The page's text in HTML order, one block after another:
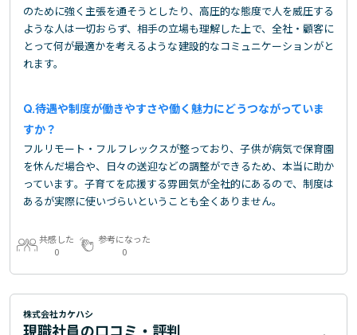
のために強く主張を通そうとしたり、高圧的な態度で人を威圧する
ような人は一切おらず、相手の立場も理解した上で、全社・顧客に
とって何が最適かを考えるような建設的なコミュニケーションがと
れます。
待遇や制度が働きやすさや働く魅力にどうつながっていま
すか？
フルリモート・フルフレックスが整っており、子供が病気で保育園
を休んだ場合や、日々の送迎などの調整ができるため、本当に助か
っています。子育てを応援する雰囲気が全社的にあるので、制度は
あるが実際に使いづらいということも全くありません。
共感した
0
参考になった
0
株式会社カケハシ
現職社員の口コミ・評判